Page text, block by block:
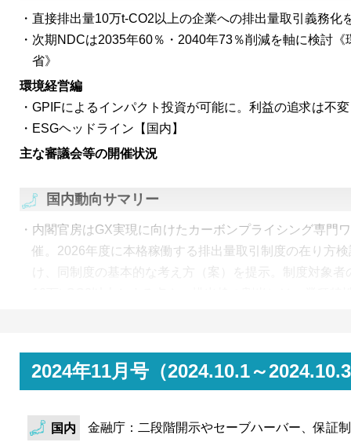
FIPへの移行を促すため、FIP移行電源については運転
の直接取引を可能にする案を提示した。
政府は、令和5年度に発行開始したクライメート・トラ
（CT国債）について、初年度の資金充当状況等を報告
当初予定していた額の発行と充当が行われ、GX投資は
府は今後、資金充当レポートおよびインパクトレポート
直接排出量10万t-CO2以上の企業への排出量取引義務化
次期NDCは2035年60％・2040年73％削減を軸に検討《
省》
環境経営編
GPIFによるインパクト投資が可能に。利益の追求は不
ESGヘッドライン【国内】
主な審議会等の開催状況
国内動向サマリー
内閣官房はGX実現に向けたカーボンプライシング専門
催。2026年度に本格稼働する排出量取引制度の在り方
け、同制度の基本的な考え方（案）を提示。制度対象
委員会・中長期地球温暖化対策検討WG合同会合を開催
▲46%（2013年度比）以降の次期NDCについて、
厚生労働省はGPIFの管理運用を審議する専門部会であ
2024年11月号（2024.10.1～
国内 金融庁：二段階開示やセーブハーバー、保証